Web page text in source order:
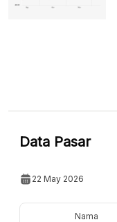
Data Pasar
22 May 2026
Nama